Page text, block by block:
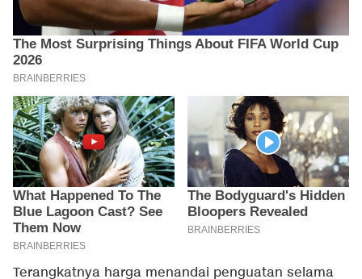
Terangkatnya harga menandai penguatan selama